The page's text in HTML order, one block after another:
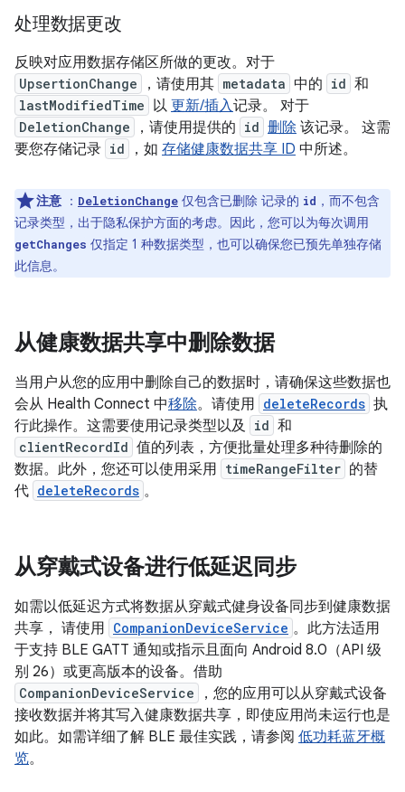
处理数据更改
反映对应用数据存储区所做的更改。对于
UpsertionChange ，请使用其 metadata 中的 id 和
lastModifiedTime 以 更新/插入记录。 对于
DeletionChange ，请使用提供的 id 删除 该记录。 这需
要您存储记录 id ，如 存储健康数据共享 ID 中所述。
注意 ： DeletionChange 仅包含已删除 记录的 id ，而不包含
记录类型，出于隐私保护方面的考虑。因此，您可以为每次调用
getChanges 仅指定 1 种数据类型，也可以确保您已预先单独存储
此信息。
从健康数据共享中删除数据
当用户从您的应用中删除自己的数据时，请确保这些数据也
会从 Health Connect 中移除。请使用 deleteRecords 执
行此操作。这需要使用记录类型以及 id 和
clientRecordId 值的列表，方便批量处理多种待删除的
数据。此外，您还可以使用采用 timeRangeFilter 的替
代 deleteRecords 。
从穿戴式设备进行低延迟同步
如需以低延迟方式将数据从穿戴式健身设备同步到健康数据
共享， 请使用 CompanionDeviceService 。此方法适用
于支持 BLE GATT 通知或指示且面向 Android 8.0（API 级
别 26）或更高版本的设备。借助
CompanionDeviceService
，您的应用可以从穿戴式设备
接收数据并将其写入健康数据共享，即使应用尚未运行也是
如此。如需详细了解 BLE 最佳实践，请参阅 低功耗蓝牙概
览。